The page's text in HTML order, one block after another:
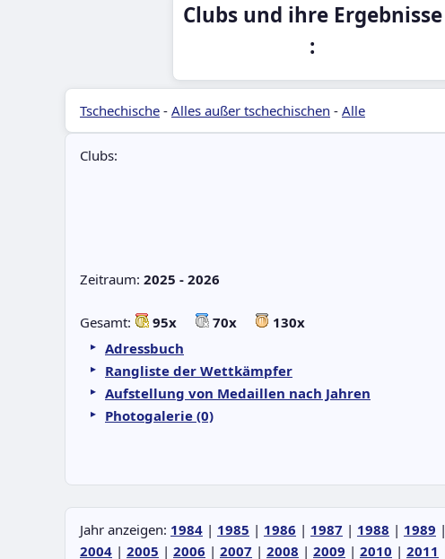
Clubs und ihre Ergebnisse
:
Tschechische - Alles außer tschechischen - Alle
Clubs:
Zeitraum: 2025 - 2026
Gesamt: 95x 70x
130x
Adressbuch
Rangliste der Wettkämpfer
Aufstellung von Medaillen nach Jahren
Photogalerie (0)
Jahr anzeigen: 1984 | 1985 | 1986 | 1987 | 1988 | 1989 |
2004 | 2005 | 2006 | 2007 | 2008 | 2009 | 2010 | 2011